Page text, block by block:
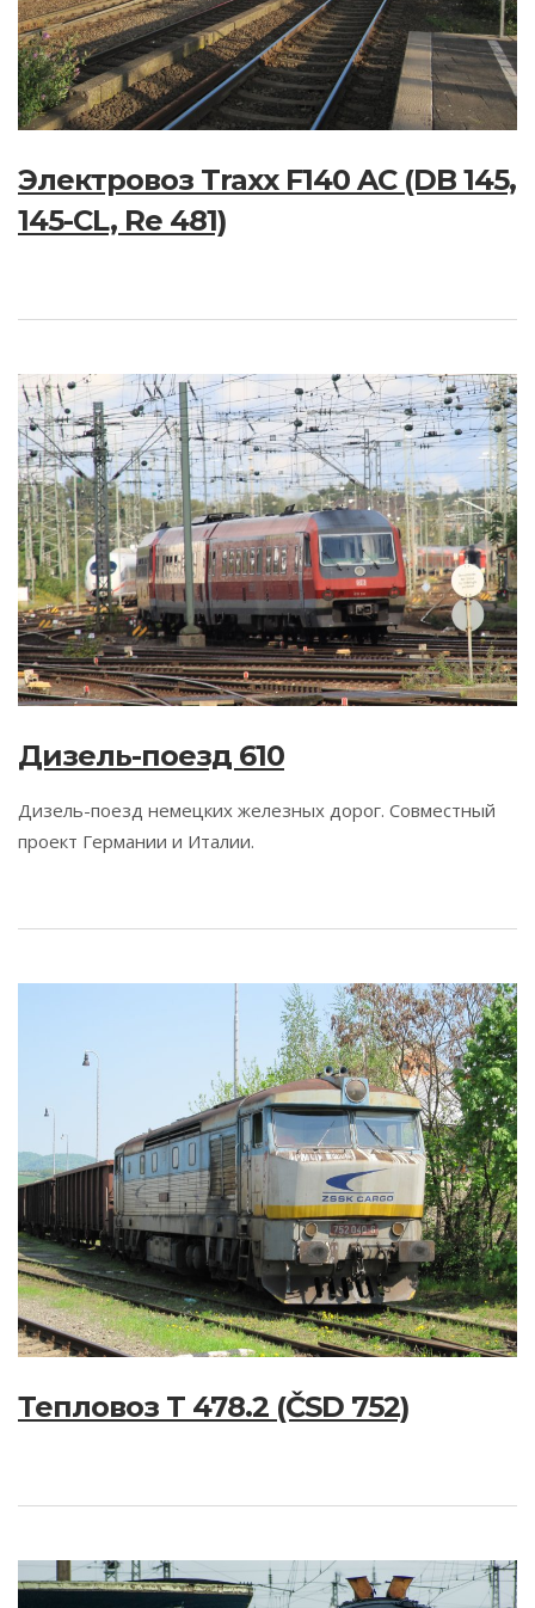
Электровоз Traxx F140 AC (DB 145,
145-CL, Re 481)
Дизель-поезд 610
Дизель-поезд немецких железных дорог. Совместный
проект Германии и Италии.
Тепловоз T 478.2 (ČSD 752)